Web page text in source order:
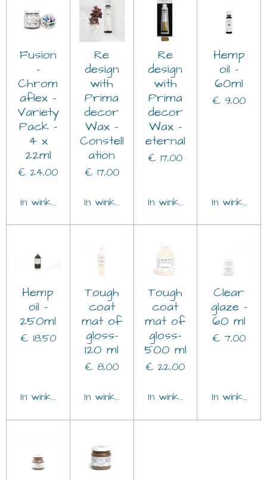
Fusion
–
Chrom
aflex –
Variety
Pack –
4 x
22ml
€ 24,00
In winkelwagen
Re
design
with
Prima
decor
Wax -
Constell
ation
€ 17,00
In winkelwagen
Re
design
with
Prima
decor
Wax -
eternal
€ 17,00
In winkelwagen
Hemp
oil -
60ml
€ 9,00
In
Hemp
oil -
250ml
€ 18,50
In winkelwagen
Tough
coat
mat of
gloss-
120 ml
€ 8,00
In winkelwagen
Tough
coat
mat of
gloss-
500 ml
€ 22,00
In winkelwagen
Clear
glaze -
60 ml
€ 7,00
In